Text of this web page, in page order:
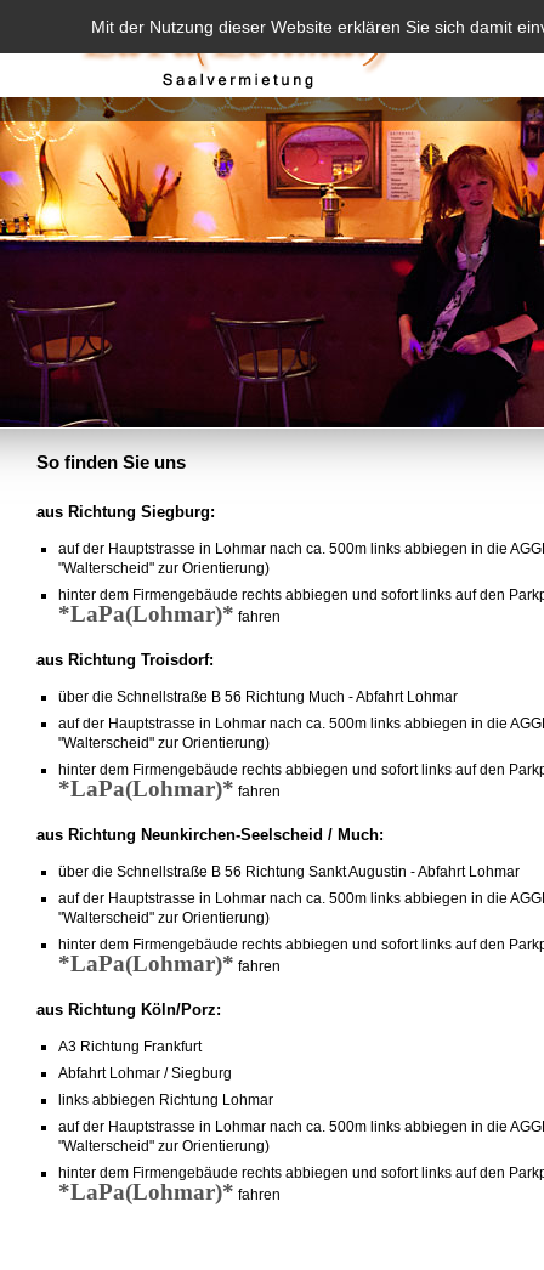
Mit der Nutzung dieser Website erklären Sie sich damit
So finden Sie uns
aus Richtung Siegburg:
auf der Hauptstrasse in Lohmar nach ca. 500m links abbiegen in die
"Walterscheid" zur Orientierung)
hinter dem Firmengebäude rechts abbiegen und sofort links auf den
*LaPa(Lohmar)* fahren
aus Richtung Troisdorf:
über die Schnellstraße B 56 Richtung Much - Abfahrt Lohmar
auf der Hauptstrasse in Lohmar nach ca. 500m links abbiegen in die
"Walterscheid" zur Orientierung)
hinter dem Firmengebäude rechts abbiegen und sofort links auf den
*LaPa(Lohmar)* fahren
aus Richtung Neunkirchen-Seelscheid / Much:
über die Schnellstraße B 56 Richtung Sankt Augustin - Abfahrt Lohmar
auf der Hauptstrasse in Lohmar nach ca. 500m links abbiegen in die
"Walterscheid" zur Orientierung)
hinter dem Firmengebäude rechts abbiegen und sofort links auf den
*LaPa(Lohmar)* fahren
aus Richtung Köln/Porz:
A3 Richtung Frankfurt
Abfahrt Lohmar / Siegburg
links abbiegen Richtung Lohmar
auf der Hauptstrasse in Lohmar nach ca. 500m links abbiegen in die
"Walterscheid" zur Orientierung)
hinter dem Firmengebäude rechts abbiegen und sofort links auf den
*LaPa(Lohmar)* fahren